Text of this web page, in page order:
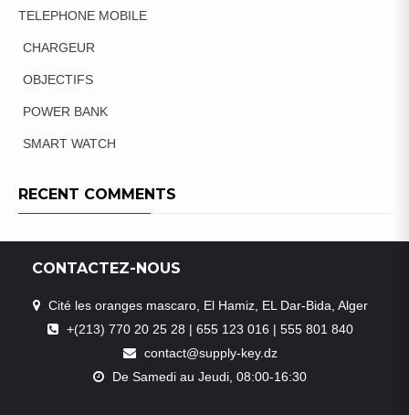
TELEPHONE MOBILE
CHARGEUR
OBJECTIFS
POWER BANK
SMART WATCH
RECENT COMMENTS
CONTACTEZ-NOUS
Cité les oranges mascaro, El Hamiz, EL Dar-Bida, Alger
+(213) 770 20 25 28 | 655 123 016 | 555 801 840
contact@supply-key.dz
De Samedi au Jeudi, 08:00-16:30